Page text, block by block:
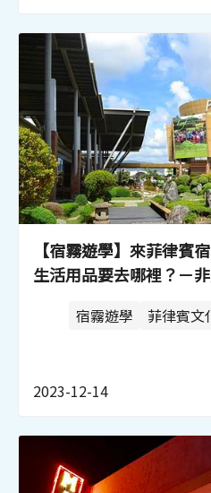
【宿霧遊學】來菲律賓
生活用品要去哪裡？－
宿霧遊學 菲律賓文
2023-12-14